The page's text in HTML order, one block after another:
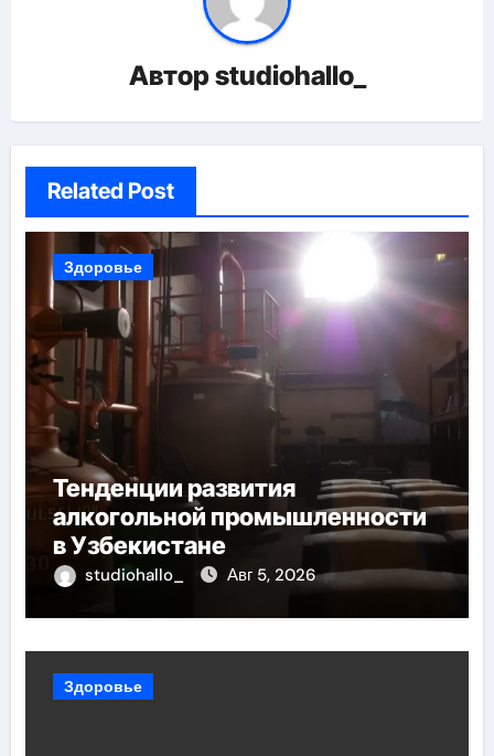
Авторstudiohallo_
Related Post
Здоровье
Тенденции развития
алкогольной промышленности
в Узбекистане
studiohallo_ Авг 5, 2026
Здоровье